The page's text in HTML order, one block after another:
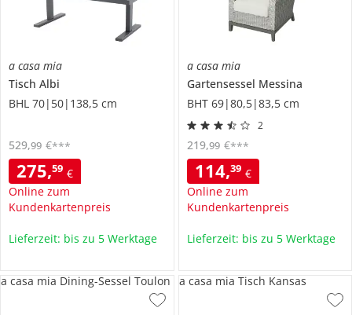
a casa mia
Tisch Albi
BHL 70|50|138,5 cm
275,59 €
Online zum
Kundenkartenpreis
529,99 €***
Lieferzeit: bis zu 5 Werktage
a casa mia
Gartensessel Messina
BHT 69|80,5|83,5 cm
2
114,39 €
Online zum
Kundenkartenpreis
219,99 €***
Lieferzeit: bis zu 5 Werktage
a casa mia Dining-Sessel Toulon a casa mia Tisch Kansas